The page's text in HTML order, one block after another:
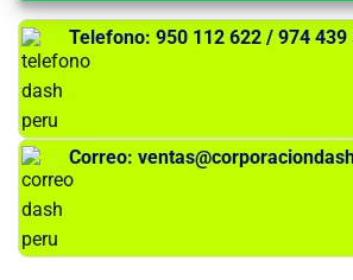
Telefono: 950 112 622 / 974 439
Correo: